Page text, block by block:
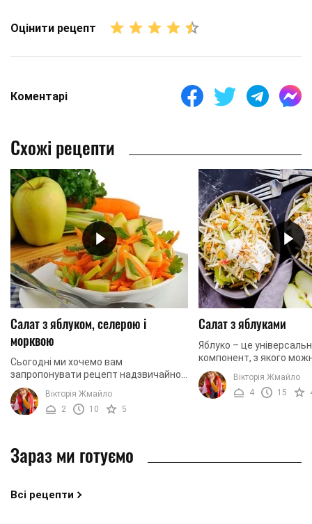
Оцінити рецепт
Коментарі
Схожі рецепти
Салат з яблуком, селерою і
морквою
Сьогодні ми хочемо вам
запропонувати рецепт надзвичайно
смачного, вітамінного та красивого
салату. В його основі такі три
складові: селера, морква, ...
Вікторія Жмайло
2
10 5
Салат з яблуками
Яблуко – це
компонент, з якого
напої, десерти, салати і
гарніри. Усі страви з
компонентом мають
Вікторія Жмайло
4
15
Зараз ми готуємо
Всі рецепти